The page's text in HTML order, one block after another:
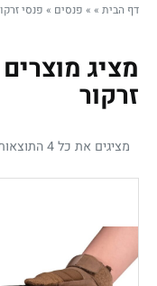
דף הבית »
» פנסים » פנסי
מציג
זרקור
מציגים את כל ⁦4⁩ התוצאות